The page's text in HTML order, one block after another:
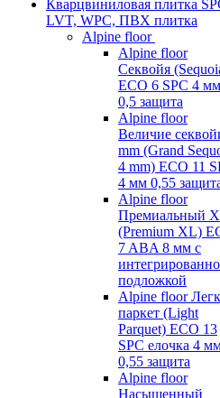
Кварцвиниловая плитка
LVT, WPC, ПВХ плитка
Alpine floor
Alpine floor
Секвойя
ECO 6 SPC 4
0,5 защита
Alpine floor
Величие
mm (Grand
4 mm) ECO 11
4 мм 0,55
Alpine floor
Премиальный
(Premium XL)
7 ABA 8 мм с
подложкой
Alpine floor
паркет (Light
Parquet) ECO 13
SPC елочка 4
0,55 защита
Alpine floor
Насыщенный